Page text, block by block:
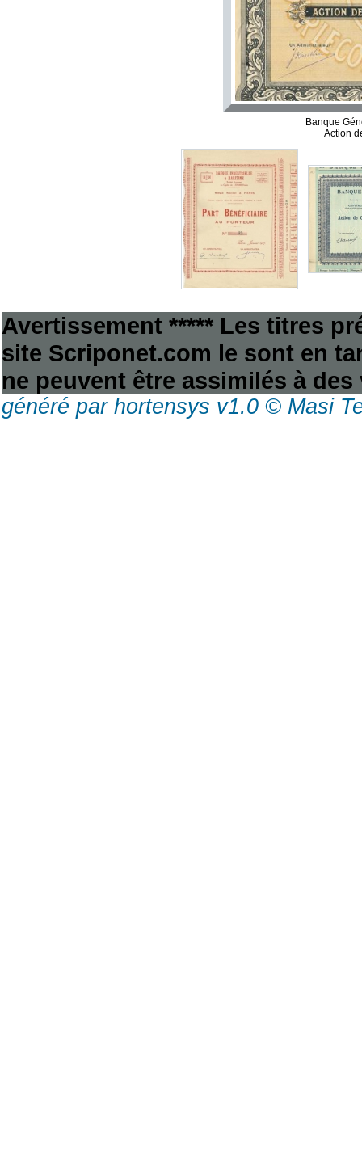
Banque
Action
Avertissement ***** Les titres
site Scriponet.com le sont en
ne peuvent être assimilés à
généré par hortensys v1.0 © Masi